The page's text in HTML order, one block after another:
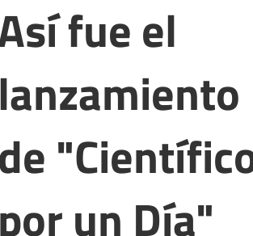
fue el
lanzamiento
de
por un Día"